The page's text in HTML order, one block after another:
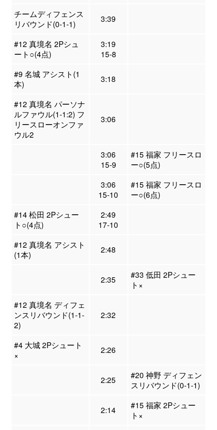
チームディフェンス
リバウンド(0-1-1)
3:39
#12 真境名 2Pシュ
ート○(4点)
3:19
15-8
#9 名城 アシスト(1
本)
3:18
#12 真境名 パーソナ
ルファウル(1-1:2) フ
リースローオンファ
ウル2
3:06
3:06
15-9
#15 福家 フリースロ
ー○(5点)
3:06
15-10
#15 福家 フリースロ
ー○(6点)
#14 松田 2Pシュー
ト○(4点)
2:49
17-10
#12 真境名 アシスト
(1本)
2:48
2:35
#33 低田 2Pシュー
ト×
#12 真境名 ディフェ
ンスリバウンド(1-1-
2)
2:32
#4 大城 2Pシュート
×
2:26
2:25
#20 神野 ディフェン
スリバウンド(0-1-1)
2:14
#15 福家 2Pシュー
ト×